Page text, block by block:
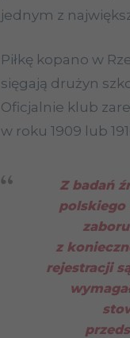
jednym z
Piłkę kopano w
sięgają drużyn
Oficjalnie klub
w roku 1909 lub
Z badań
polskiego
z
rejestracji